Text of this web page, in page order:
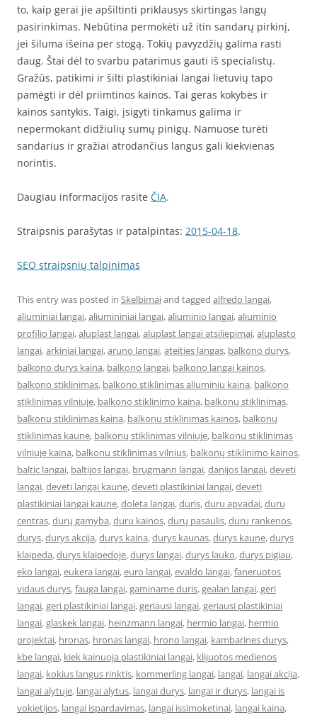
to, kaip gerai jie apšiltinti priklausys skirtingas langų
pasirinkimas. Nebūtina permokėti už itin sandarų pirkinį,
jei šiluma išeina per stogą. Tokių pavyzdžių galima rasti
daug. Štai dėl to svarbu patarimus gauti iš specialistų.
Gražūs, patikimi ir šilti plastikiniai langai lietuvių tapo
pamėgti ir dėl priimtinos kainos. Tai geras kokybės ir
kainos santykis. Taigi, įsigyti tinkamus galima ir
nepermokant didžiulių sumų pinigų. Namuose turėti
sandarius ir gražiai atrodančius langus gali kiekvienas
norintis.
Daugiau informacijos rasite ČIA.
Straipsnis parašytas ir patalpintas: 2015-04-18.
SEO straipsnių talpinimas
This entry was posted in Skelbimaiand tagged alfredo langai,
aliuminiai langai,aliumininiai langai,aliuminio langai,aliuminio
profilio langai,aluplast langai,aluplast langai atsiliepimai,aluplasto
langai,arkiniai langai,aruno langai,ateities langas, balkono durys,
balkono durys kaina, balkono langai, balkono langai kainos,
balkono stiklinimas, balkono stiklinimas aliuminiu kaina, balkono
stiklinimas vilniuje, balkono stiklinimo kaina, balkonų stiklinimas,
balkonų stiklinimas kaina, balkonu stiklinimas kainos, balkonų
stiklinimas kaune, balkonų stiklinimas vilniuje, balkonų stiklinimas
vilniuje kaina, balkonu stiklinimas vilnius, balkonų stiklinimo kainos,
baltic langai, baltijos langai, brugmann langai,danijos langai,deveti
langai,deveti langai kaune,deveti plastikiniai langai,deveti
plastikiniai langai kaune,doleta langai,duris,duru apvadai,duru
centras,durų gamyba,duru kainos,durų pasaulis,duru rankenos,
durys,durys akcija,durys kaina,durys kaunas,durys kaune,durys
klaipeda,durys klaipedoje,durys langai,durys lauko,durys pigiau,
eko langai,eukera langai,euro langai,evaldo langai,faneruotos
vidaus durys,fauga langai,gaminame duris,gealan langai,geri
langai,geri plastikiniai langai,geriausi langai,geriausi plastikiniai
langai,glaskek langai, heinzmann langai, hermio langai, hermio
projektai, hronas, hronas langai, hrono langai, kambarines durys,
kbe langai, kiek kainuoja plastikiniai langai, klijuotos medienos
langai, kokius langus rinktis, kommerling langai, langai, langai akcija,
langai alytuje, langai alytus, langai durys, langai ir durys, langai is
vokietijos, langai ispardavimas, langai issimoketinai, langai kaina,